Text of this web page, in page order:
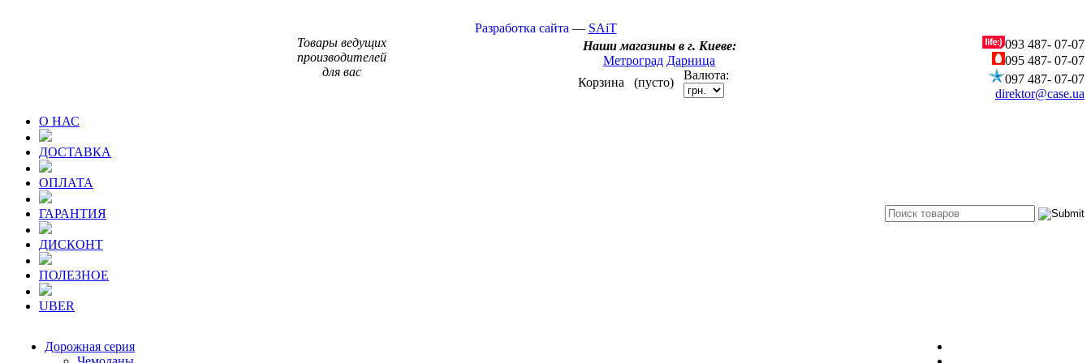
Разработка сайта — SAiT
Товары ведущих
производителей
для вас
Наши магазины в г. Киеве:
Метроград Дарница
Корзина
(пусто)
Валюта:
093 487- 07-07
095 487- 07-07
097 487- 07-07
direktor@case.ua
О НАС
ДОСТАВКА
ОПЛАТА
ГАРАНТИЯ
ДИСКОНТ
ПОЛЕЗНОЕ
UBER
Дорожная серия